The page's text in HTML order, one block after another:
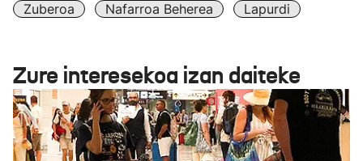
Zuberoa
Nafarroa Beherea Lapurdi
Zure interesekoa izan daiteke